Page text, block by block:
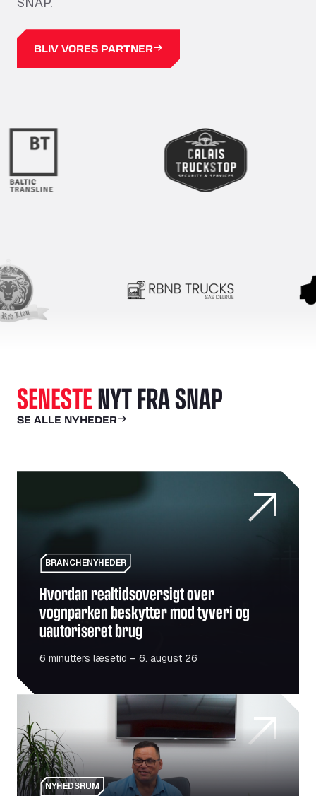
TILMELD DIG
BLIV VORES PARTNER
SENESTENYT FRA SNAP
SE ALLE NYHEDER
Hvordan realtidsoversigt over vognparken beskytter
BRANCHENYHEDER
Hvordan realtidsoversigt over
vognparken beskytter mod tyveri og
uautoriseret brug
6 minutters læsetid – 6. august 26
Fra kamp til styrke: Sådan hjælper Darren Wright
NYHEDSRUM